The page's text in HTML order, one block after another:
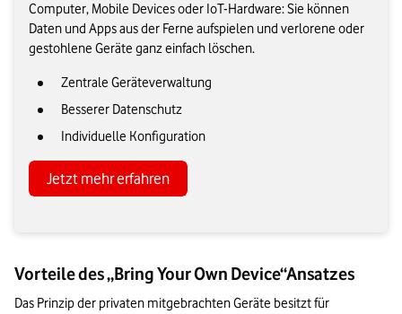
Computer, Mobile Devices oder IoT-Hardware: Sie können
Daten und Apps aus der Ferne aufspielen und verlorene oder
gestohlene Geräte ganz einfach löschen.
Zentrale Geräteverwaltung
Besserer Datenschutz
Individuelle Konfiguration
Jetzt mehr erfahren
Vorteile des „Bring Your Own Device“Ansatzes
Das Prinzip der privaten mitgebrachten Geräte besitzt für